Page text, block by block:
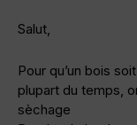
Salut,
Pour qu’un bois
plupart du temps,
sèchage